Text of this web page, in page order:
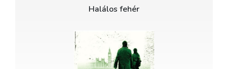
Halálos fehér